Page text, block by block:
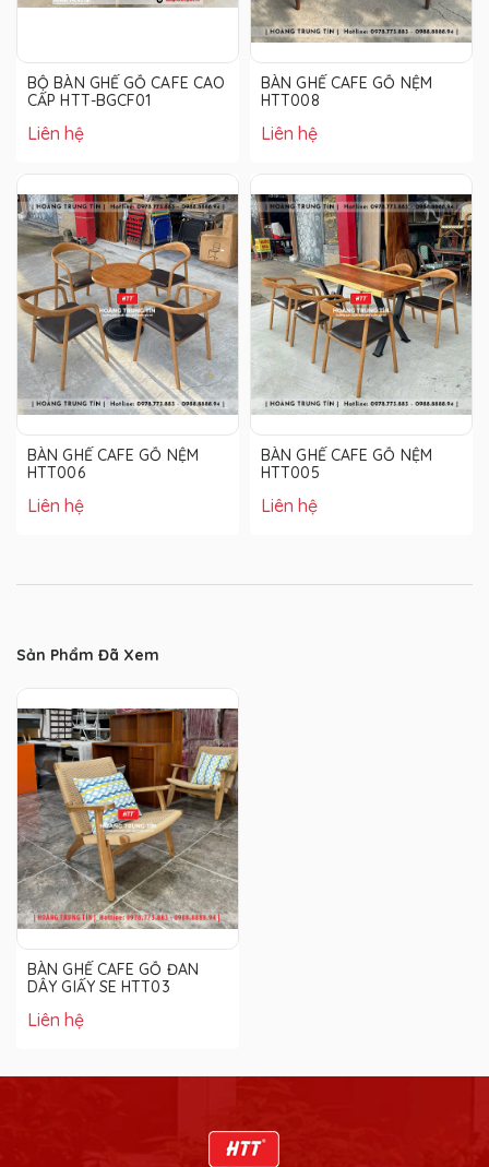
BỘ BÀN GHẾ GỖ CAFE CAO
CẤP HTT-BGCF01
Liên hệ
BÀN GHẾ CAFE GỖ NỆM
HTT008
Liên hệ
BÀN GHẾ CAFE GỖ NỆM
HTT006
Liên hệ
BÀN GHẾ CAFE GỖ NỆM
HTT005
Liên hệ
Sản Phẩm Đã Xem
BÀN GHẾ CAFE GỖ ĐAN
DÂY GIẤY SE HTT03
Liên hệ